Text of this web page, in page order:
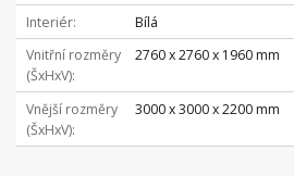
Interiér
Bílá
Vnitřní rozměry
(ŠxHxV)
2760 x 2760 x 1960 mm
Vnější rozměry
(ŠxHxV)
3000 x 3000 x 2200 mm